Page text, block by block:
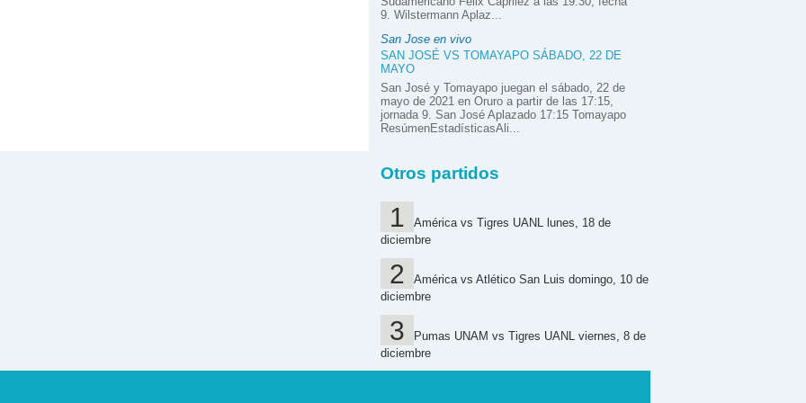
9. Wilstermann Aplaz...
San Jose en vivo
SAN JOSÉ VS TOMAYAPO SÁBADO, 22 DE
MAYO
San José y Tomayapo juegan el sábado, 22 de
mayo de 2021 en Oruro a partir de las 17:15,
jornada 9. San José Aplazado 17:15 Tomayapo
ResúmenEstadísticasAli...
Otros partidos
América vs Tigres UANL lunes, 18 de
diciembre
América vs Atlético San Luis domingo, 10 de
diciembre
Pumas UNAM vs Tigres UANL viernes, 8 de
diciembre